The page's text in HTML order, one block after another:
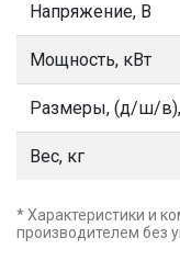
Напряжение, В
Мощность, кВт
Размеры, (д/ш/
Вес, кг
* Характеристики и
производителем без